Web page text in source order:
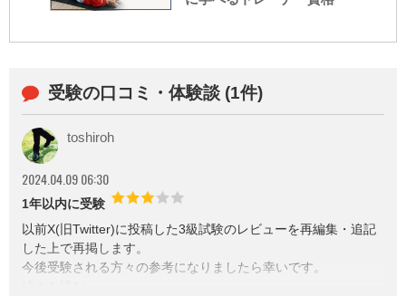
受験の口コミ・体験談 (1件)
toshiroh
2024.04.09 06:30
1年以内に受験
以前X(旧Twitter)に投稿した3級試験のレビューを再編集・追記
した上で再掲します。
今後受験される方々の参考になりましたら幸いです。